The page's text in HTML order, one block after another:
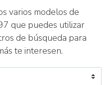
varios modelos de
que puedes utilizar
de búsqueda para
te interesen.